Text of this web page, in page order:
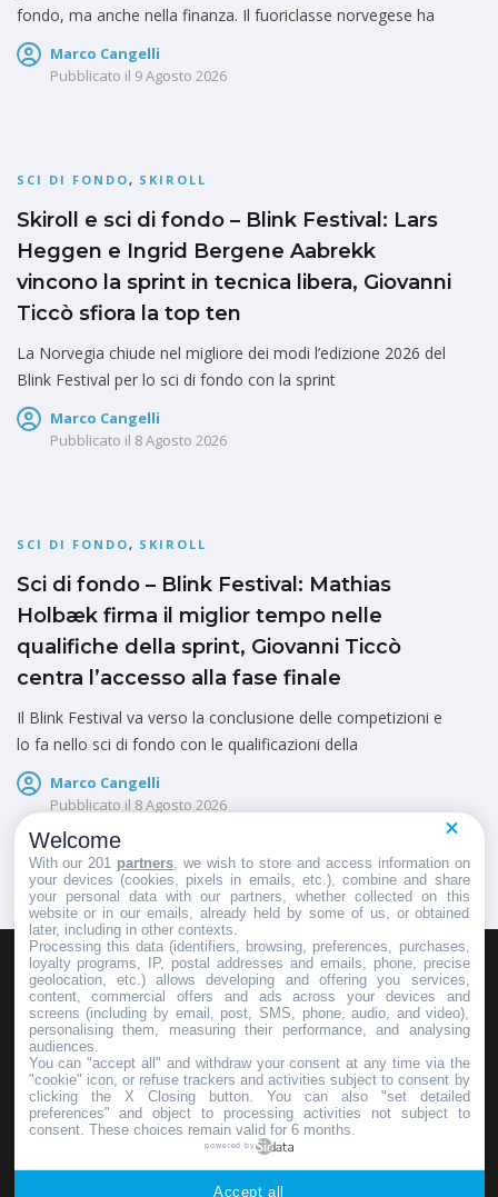
fondo, ma anche nella finanza. Il fuoriclasse norvegese ha
Marco Cangelli
Pubblicato il 9 Agosto 2026
SCI DI FONDO, SKIROLL
Skiroll e sci di fondo – Blink Festival: Lars
Heggen e Ingrid Bergene Aabrekk
vincono la sprint in tecnica libera, Giovanni
Ticcò sfiora la top ten
La Norvegia chiude nel migliore dei modi l’edizione 2026 del
Blink Festival per lo sci di fondo con la sprint
Marco Cangelli
Pubblicato il 8 Agosto 2026
SCI DI FONDO, SKIROLL
Sci di fondo – Blink Festival: Mathias
Holbæk firma il miglior tempo nelle
qualifiche della sprint, Giovanni Ticcò
centra l’accesso alla fase finale
Il Blink Festival va verso la conclusione delle competizioni e
lo fa nello sci di fondo con le qualificazioni della
Marco Cangelli
Pubblicato il 8 Agosto 2026
HOMEPAGEREDAZIONEINVIA UN COMUNICATO STAMPA
PUBBLICITÀSCRIVI AL DIRETTORE
Copyright © 2016 - 2025 ASD Fondo Italia - Partita Iva: IT 03855110049
Welcome
With our 201 partners , we wish to store and access information on
your devices (cookies, pixels in emails, etc.), combine and share
your personal data with our partners, whether collected on this
website or in our emails, already held by some of us, or obtained
later, including in other contexts.
Processing this data (identifiers, browsing, preferences, purchases,
loyalty programs, IP, postal addresses and emails, phone, precise
geolocation, etc.) allows developing and offering you services,
content, commercial offers and ads across your devices and
screens (including by email, post, SMS, phone, audio, and video),
personalising them, measuring their performance, and analysing
audiences.
You can "accept all" and withdraw your consent at any time via the
"cookie" icon, or refuse trackers and activities subject to consent by
clicking the X Closing button. You can also "set detailed
preferences" and object to processing activities not subject to
consent. These choices remain valid for 6 months.
powered by
Accept all